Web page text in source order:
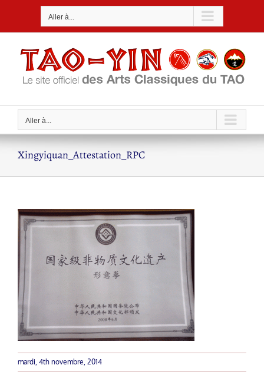
Aller à...
Aller à...
Xingyiquan_Attestation_RPC
mardi, 4th novembre, 2014